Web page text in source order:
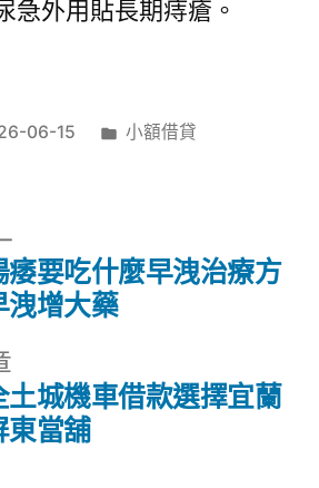
急外用貼長期痔瘡。
06-15
分
小額借貸
一
篇
城機車借款選擇宜蘭
東當舖
下
一
篇
要吃什麼早洩治療方
洩增大藥